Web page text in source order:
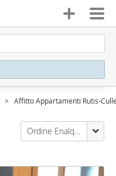
Affitto Appartamenti Rutis-
Ordine Enalquiler